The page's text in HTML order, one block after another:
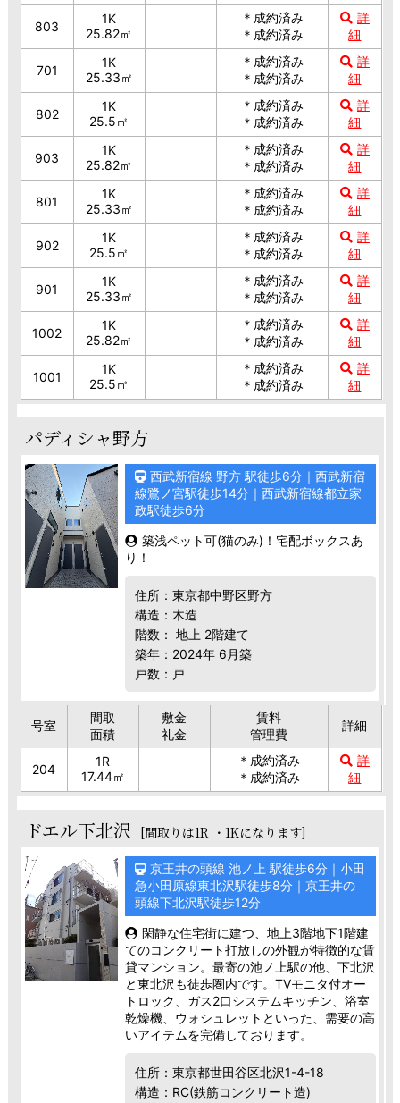
803
1K
25.82㎡
＊成約済み
＊成約済み
詳
細
701
1K
25.33㎡
＊成約済み
＊成約済み
詳
細
802
1K
25.5㎡
＊成約済み
＊成約済み
詳
細
903
1K
25.82㎡
＊成約済み
＊成約済み
詳
細
801
1K
25.33㎡
＊成約済み
＊成約済み
詳
細
902
1K
25.5㎡
＊成約済み
＊成約済み
詳
細
901
1K
25.33㎡
＊成約済み
＊成約済み
詳
細
1002
1K
25.82㎡
＊成約済み
＊成約済み
詳
細
1001
1K
25.5㎡
＊成約済み
＊成約済み
詳
細
パディシャ野方
西武新宿線 野方 駅徒歩6分｜西武新宿
線鷺ノ宮駅徒歩14分｜西武新宿線都立家
政駅徒歩6分
築浅ペット可(猫のみ)！宅配ボックスあ
り！
住所：東京都中野区野方
構造：木造
階数： 地上 2階建て
築年：2024年 6月築
戸数：戸
号室
間取
面積
敷金
礼金
賃料
管理費
詳細
204
1R
17.44㎡
＊成約済み
＊成約済み
詳
細
ドエル下北沢 [間取りは1R ・1Kになります]
京王井の頭線 池ノ上 駅徒歩6分｜小田
急小田原線東北沢駅徒歩8分｜京王井の
頭線下北沢駅徒歩12分
閑静な住宅街に建つ、地上3階地下1階建
てのコンクリート打放しの外観が特徴的な賃
貸マンション。最寄の池ノ上駅の他、下北沢
と東北沢も徒歩圏内です。TVモニタ付オー
トロック、ガス2口システムキッチン、浴室
乾燥機、ウォシュレットといった、需要の高
いアイテムを完備しております。
住所：東京都世田谷区北沢1-4-18
構造：RC(鉄筋コンクリート造)